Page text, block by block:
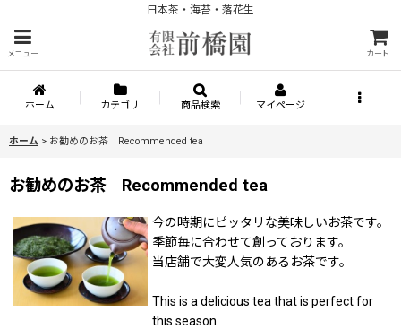
日本茶・海苔・落花生
メニュー カート
ホーム カテゴリ 商品検索 マイページ
ホーム > お勧めのお茶 Recommended tea
お勧めのお茶 Recommended tea
今の時期にピッタリな美味しいお茶です。
季節毎に合わせて創っております。
当店舗で大変人気のあるお茶です。
This is a delicious tea that is perfect for
this season.